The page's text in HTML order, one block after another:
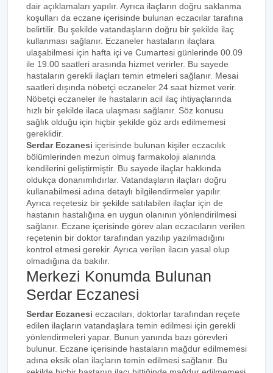
dair açıklamaları yapılır. Ayrıca ilaçların doğru saklanma
koşulları da eczane içerisinde bulunan eczacılar tarafına
belirtilir. Bu şekilde vatandaşların doğru bir şekilde ilaç
kullanması sağlanır. Eczaneler hastaların ilaçlara
ulaşabilmesi için hafta içi ve Cumartesi günlerinde 00.09
ile 19.00 saatleri arasında hizmet verirler. Bu sayede
hastaların gerekli ilaçları temin etmeleri sağlanır. Mesai
saatleri dışında nöbetçi eczaneler 24 saat hizmet verir.
Nöbetçi eczaneler ile hastaların acil ilaç ihtiyaçlarında
hızlı bir şekilde ilaca ulaşması sağlanır. Söz konusu
sağlık olduğu için hiçbir şekilde göz ardı edilmemesi
gereklidir.
Serdar Eczanesi içerisinde bulunan kişiler eczacılık
bölümlerinden mezun olmuş farmakoloji alanında
kendilerini geliştirmiştir. Bu sayede ilaçlar hakkında
oldukça donanımlıdırlar. Vatandaşların ilaçları doğru
kullanabilmesi adına detaylı bilgilendirmeler yapılır.
Ayrıca reçetesiz bir şekilde satılabilen ilaçlar için de
hastanın hastalığına en uygun olanının yönlendirilmesi
sağlanır. Eczane içerisinde görev alan eczacıların verilen
reçetenin bir doktor tarafından yazılıp yazılmadığını
kontrol etmesi gerekir. Ayrıca verilen ilacın yasal olup
olmadığına da bakılır.
Merkezi Konumda Bulunan
Serdar Eczanesi
Serdar Eczanesi eczacıları, doktorlar tarafından reçete
edilen ilaçların vatandaşlara temin edilmesi için gerekli
yönlendirmeleri yapar. Bunun yanında bazı görevleri
bulunur. Eczane içerisinde hastaların mağdur edilmemesi
adına eksik olan ilaçların temin edilmesi sağlanır. Bu